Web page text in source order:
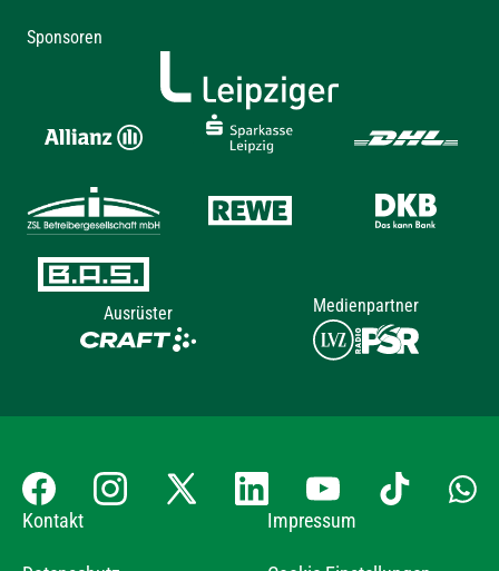
Sponsoren
Ausrüster Medienpartner
Kontakt Impressum